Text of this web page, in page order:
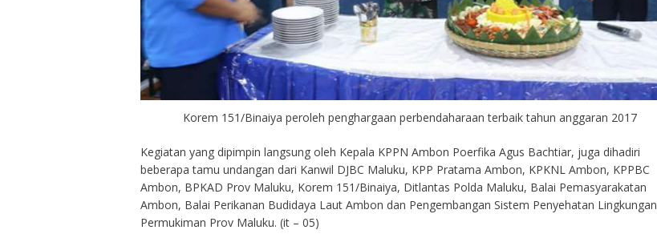
Korem 151/Binaiya peroleh penghargaan perbendaharaan terbaik tahun anggaran 2017
Kegiatan yang dipimpin langsung oleh Kepala KPPN Ambon Poerfika Agus Bachtiar, juga dihadiri
beberapa tamu undangan dari Kanwil DJBC Maluku, KPP Pratama Ambon, KPKNL Ambon, KPPBC
Ambon, BPKAD Prov Maluku, Korem 151/Binaiya, Ditlantas Polda Maluku, Balai Pemasyarakatan
Ambon, Balai Perikanan Budidaya Laut Ambon dan Pengembangan Sistem Penyehatan Lingkungan
Permukiman Prov Maluku. (it – 05)